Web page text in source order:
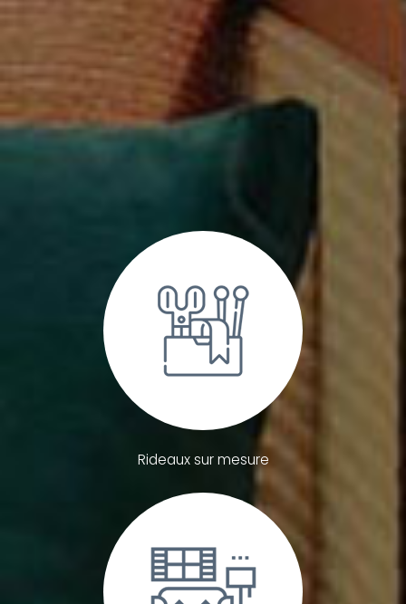
Rideaux sur mesure